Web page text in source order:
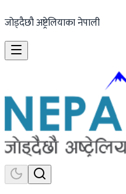
जोड्दैछौ अष्ट्रेलियाका नेपाली